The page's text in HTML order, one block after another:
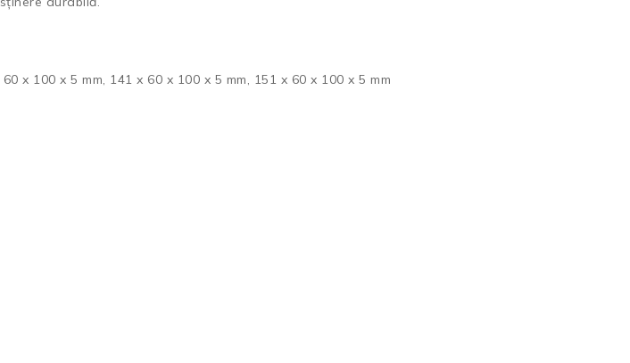
x 100 x 5 mm, 141 x 60 x 100 x 5 mm, 151 x 60 x 100 x 5 mm